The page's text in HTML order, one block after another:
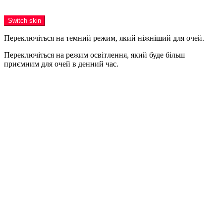
Switch skin
Переключіться на темний режим, який ніжніший для очей.
Переключіться на режим освітлення, який буде більш
приємним для очей в денний час.